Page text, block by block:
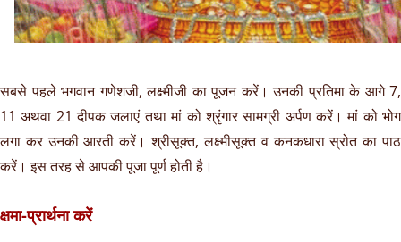
सबसे पहले भगवान गणेशजी, लक्ष्मीजी का पूजन करें। उनकी प्रतिमा के आगे 7,
11 अथवा 21 दीपक जलाएं तथा मां को श्रृंगार सामग्री अर्पण करें। मां को भोग
लगा कर उनकी आरती करें। श्रीसूक्त, लक्ष्मीसूक्त व कनकधारा स्रोत का पाठ
करें। इस तरह से आपकी पूजा पूर्ण होती है।
क्षमा-प्रार्थना करें